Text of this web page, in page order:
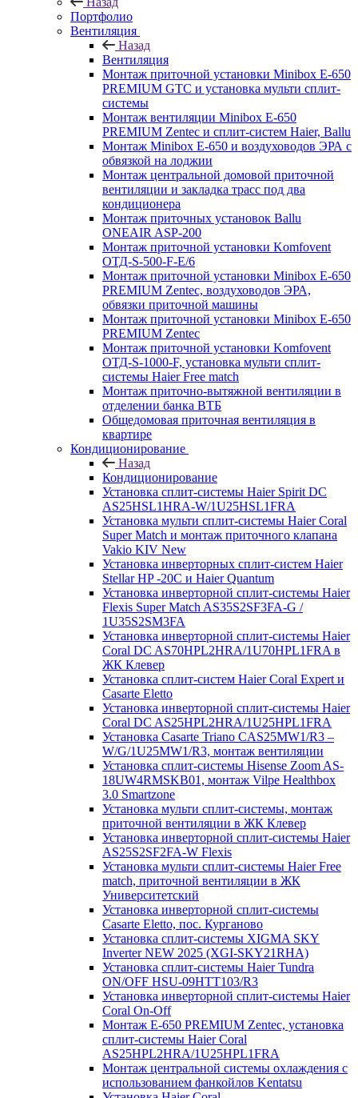
Портфолио
Вентиляция
Назад
Вентиляция
Монтаж приточной установки Minibox E-650
PREMIUM GTC и установка мульти сплит-
системы
Монтаж вентиляции Minibox E-650
PREMIUM Zentec и сплит-систем Haier, Ballu
Монтаж Minibox E-650 и воздуховодов ЭРА с
обвязкой на лоджии
Монтаж центральной домовой приточной
вентиляции и закладка трасс под два
кондиционера
Монтаж приточных установок Ballu
ONEAIR ASP-200
Монтаж приточной установки Komfovent
ОТД-S-500-F-E/6
Монтаж приточной установки Minibox E-650
PREMIUM Zentec, воздуховодов ЭРА,
обвязки приточной машины
Монтаж приточной установки Minibox E-650
PREMIUM Zentec
Монтаж приточной установки Komfovent
ОТД-S-1000-F, установка мульти сплит-
системы Haier Free match
Монтаж приточно-вытяжной вентиляции в
отделении банка ВТБ
Общедомовая приточная вентиляция в
квартире
Кондиционирование
Назад
Кондиционирование
Установка сплит-системы Haier Spirit DC
AS25HSL1HRA-W/1U25HSL1FRA
Установка мульти сплит-системы Haier Coral
Super Match и монтаж приточного клапана
Vakio KIV New
Установка инверторных сплит-систем Haier
Stellar HP -20С и Haier Quantum
Установка инверторной сплит-системы Haier
Flexis Super Match AS35S2SF3FA-G /
1U35S2SM3FA
Установка инверторной сплит-системы Haier
Coral DC AS70HPL2HRA/1U70HPL1FRA в
ЖК Клевер
Установка сплит-систем Haier Coral Expert и
Casarte Eletto
Установка инверторной сплит-системы Haier
Coral DC AS25HPL2HRA/1U25HPL1FRA
Установка Casarte Triano CAS25MW1/R3 –
W/G/1U25MW1/R3, монтаж вентиляции
Установка сплит-системы Hisense Zoom AS-
18UW4RMSKB01, монтаж Vilpe Healthbox
3.0 Smartzone
Установка мульти сплит-системы, монтаж
приточной вентиляции в ЖК Клевер
Установка инверторной сплит-системы Haier
AS25S2SF2FA-W Flexis
Установка мульти сплит-системы Haier Free
match, приточной вентиляции в ЖК
Университетский
Установка инверторной сплит-системы
Casarte Eletto, пос. Курганово
Установка сплит-системы XIGMA SKY
Inverter NEW 2025 (XGI-SKY21RHA)
Установка сплит-системы Haier Tundra
ON/OFF HSU-09HTT103/R3
Установка инверторной сплит-системы Haier
Coral On-Off
Монтаж E-650 PREMIUM Zentec, установка
сплит-системы Haier Coral
AS25HPL2HRA/1U25HPL1FRA
Монтаж центральной системы охлаждения с
использованием фанкойлов Kentatsu